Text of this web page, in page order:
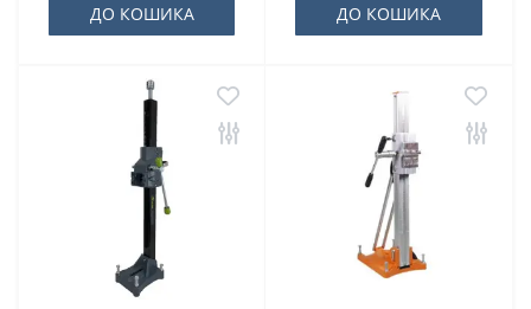
ДО КОШИКА ДО КОШИКА